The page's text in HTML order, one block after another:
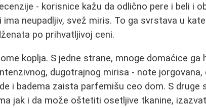
- korisnice kažu da odlično pere i beli i
neupadljiv, svež miris. To ga svrstava u
po prihvatljivoj ceni.
koplja. S jedne strane, mnoge domaćice ga
dugotrajnog mirisa - note jorgovana,
i badema zaista parfemišu ceo dom. S druge
jak i da može oštetiti osetljive tkanine,